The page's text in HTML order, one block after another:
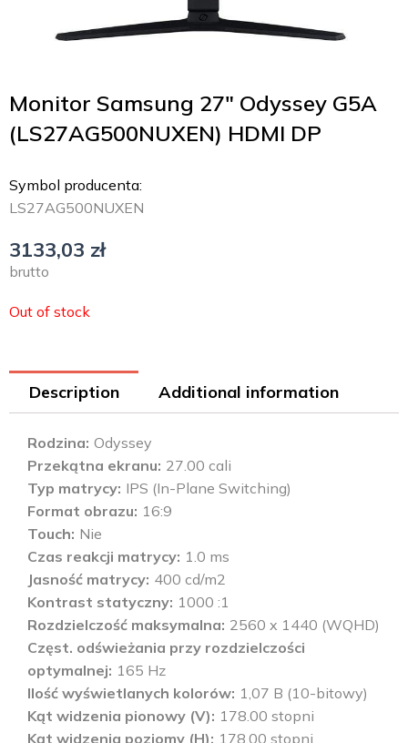
Monitor Samsung 27″ Odyssey G5A
(LS27AG500NUXEN) HDMI DP
Symbol producenta:
LS27AG500NUXEN
3133,03 zł
brutto
Out of stock
Description Additional information
Rodzina Odyssey
Przekątna ekranu 27.00 cali
Typ matrycy IPS (In-Plane Switching)
Format obrazu 16:9
Touch Nie
Czas reakcji matrycy 1.0 ms
Jasność matrycy 400 cd/m2
Kontrast statyczny 1000 :1
Rozdzielczość maksymalna 2560 x 1440 (WQHD)
Częst. odświeżania przy rozdzielczości
optymalnej 165 Hz
Ilość wyświetlanych kolorów 1,07 B (10-bitowy)
Kąt widzenia pionowy (V)
178.00 stopni
Kąt widzenia poziomy (H)
178.00 stopni